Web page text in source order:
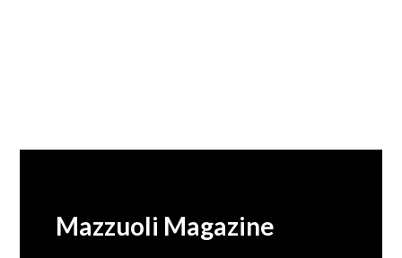
Mazzuoli Magazine